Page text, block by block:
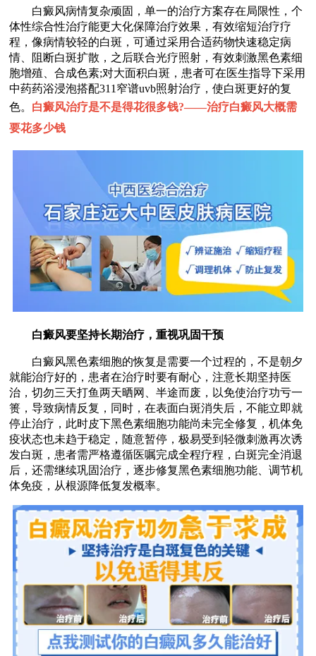
白癜风病情复杂顽固，单一的治疗方案存在局限性，个
体性综合性治疗能更大化保障治疗效果，有效缩短治疗疗
程，像病情较轻的白斑，可通过采用合适药物快速稳定病
情、阻断白斑扩散，之后联合光疗照射，有效刺激黑色素细
胞增殖、合成色素;对大面积白斑，患者可在医生指导下采用
中药药浴浸泡搭配311窄谱uvb照射治疗，使白斑更好的复
色。 白癜风治疗是不是得花很多钱?——治疗白癜风大概需
要花多少钱
白癜风要坚持长期治疗，重视巩固干预
白癜风黑色素细胞的恢复是需要一个过程的，不是朝夕
就能治疗好的，患者在治疗时要有耐心，注意长期坚持医
治，切勿三天打鱼两天晒网、半途而废，以免使治疗功亏一
篑，导致病情反复，同时，在表面白斑消失后，不能立即就
停止治疗，此时皮下黑色素细胞功能尚未完全修复，机体免
疫状态也未趋于稳定，随意暂停，极易受到轻微刺激再次诱
发白斑，患者需严格遵循医嘱完成全程疗程，白斑完全消退
后，还需继续巩固治疗，逐步修复黑色素细胞功能、调节机
体免疫，从根源降低复发概率。